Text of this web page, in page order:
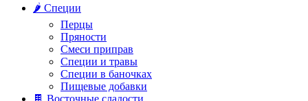
🌶️ Специи
Перцы
Пряности
Смеси приправ
Специи и травы
Специи в баночках
Пищевые добавки
🍫 Восточные сладости